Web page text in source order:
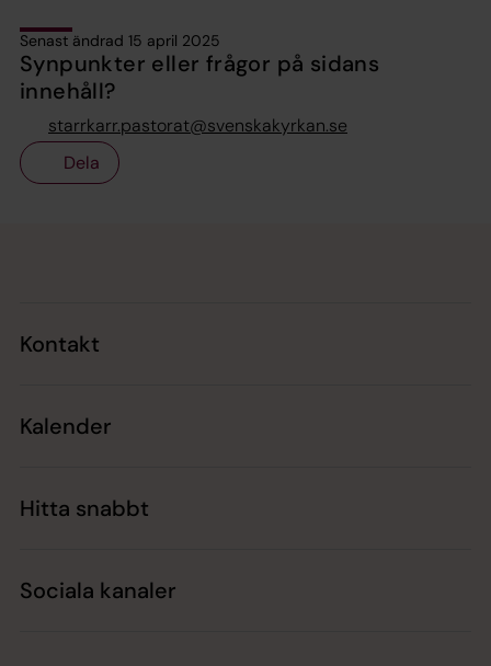
Senast ändrad 15 april 2025
Synpunkter eller frågor på sidans
innehåll?
starrkarr.pastorat@svenskakyrkan.se
Dela
Kontakt
Kalender
Hitta snabbt
Sociala kanaler